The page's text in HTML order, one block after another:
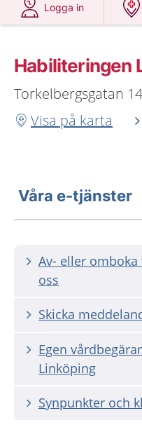
Logga in
Habiliteringen
Torkelbergsgatan
Visa på karta
Våra e-tjänster
Av- eller
oss
Skicka
Egen
Linköping
Synpunkter och